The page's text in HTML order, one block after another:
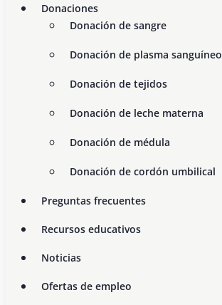
Donaciones
Donación de sangre
Donación de plasma sanguíneo
Donación de tejidos
Donación de leche materna
Donación de médula
Donación de cordón umbilical
Preguntas frecuentes
Recursos educativos
Noticias
Ofertas de empleo